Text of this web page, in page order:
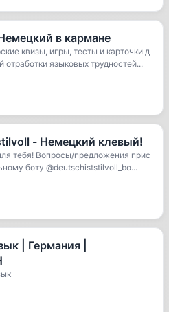
в кармане
квизы, игры, тесты и карточки д
отработки языковых трудностей...
- Немецкий клевый!
тебя! Вопросы/предложения прис
боту @deutschiststilvoll_bo...
| Германия |